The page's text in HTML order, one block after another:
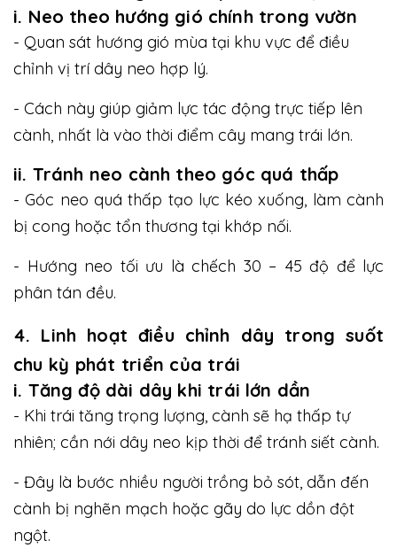
i. Neo theo hướng gió chính trong vườn
- Quan sát hướng gió mùa tại khu vực để điều
chỉnh vị trí dây neo hợp lý.
- Cách này giúp giảm lực tác động trực tiếp lên
cành, nhất là vào thời điểm cây mang trái lớn.
ii. Tránh neo cành theo góc quá thấp
- Góc neo quá thấp tạo lực kéo xuống, làm cành
bị cong hoặc tổn thương tại khớp nối.
- Hướng neo tối ưu là chếch 30 – 45 độ để lực
phân tán đều.
4. Linh hoạt điều chỉnh dây trong suốt
chu kỳ phát triển của trái
i. Tăng độ dài dây khi trái lớn dần
- Khi trái tăng trọng lượng, cành sẽ hạ thấp tự
nhiên; cần nới dây neo kịp thời để tránh siết cành.
- Đây là bước nhiều người trồng bỏ sót, dẫn đến
cành bị nghẽn mạch hoặc gãy do lực dồn đột
ngột.